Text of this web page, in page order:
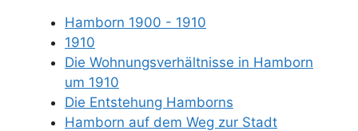
Hamborn 1900 - 1910
1910
Die Wohnungsverhältnisse in Hamborn
um 1910
Die Entstehung Hamborns
Hamborn auf dem Weg zur Stadt